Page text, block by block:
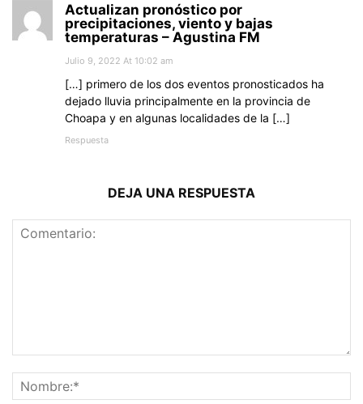
Actualizan pronóstico por
precipitaciones, viento y bajas
temperaturas – Agustina FM
Julio 9, 2022 At 10:02 am
[…] primero de los dos eventos pronosticados ha
dejado lluvia principalmente en la provincia de
Choapa y en algunas localidades de la […]
Respuesta
DEJA UNA RESPUESTA